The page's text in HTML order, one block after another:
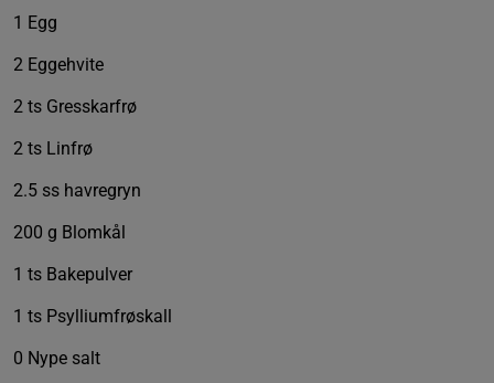
1 Egg
2 Eggehvite
2 ts Gresskarfrø
2 ts Linfrø
2.5 ss havregryn
200 g Blomkål
1 ts Bakepulver
1 ts Psylliumfrøskall
0 Nype salt